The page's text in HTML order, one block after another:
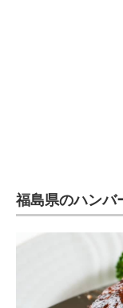
福島県のハンバ